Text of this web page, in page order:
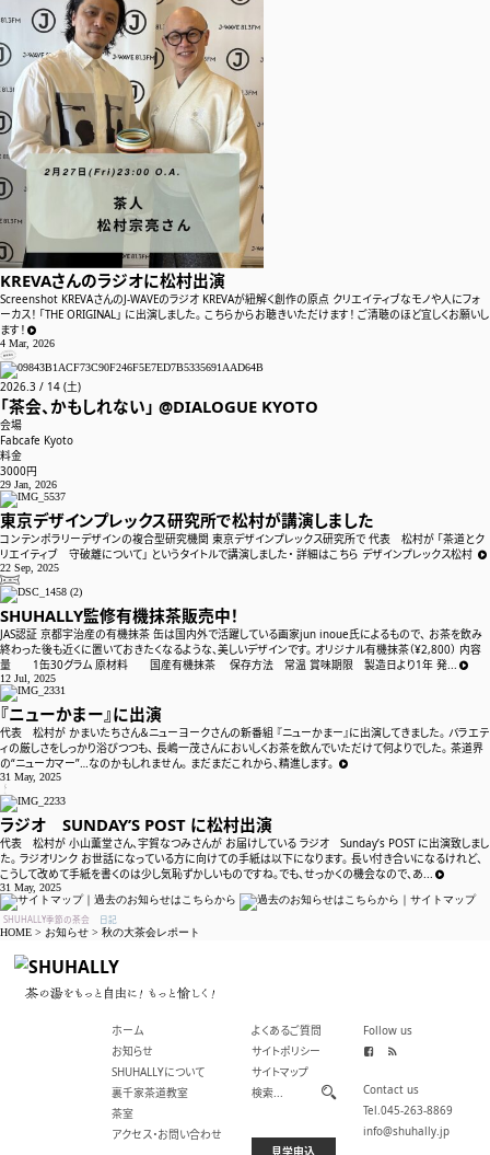
KREVAさんのラジオに松村出演
Screenshot KREVAさんのJ-WAVEのラジオ KREVAが紐解く創作の原点 クリエイティブなモノや人にフォ
ーカス！ 「THE ORIGINAL」 に出演しました。 こちらからお聴きいただけます！ ご清聴のほど宜しくお願いし
ます！
4 Mar, 2026

2026.3 / 14 (土)
「茶会、かもしれない」 @DIALOGUE KYOTO
会場
Fabcafe Kyoto
料金
3000円
29 Jan, 2026
東京デザインプレックス研究所で松村が講演しました
コンテンポラリーデザインの複合型研究機関 東京デザインプレックス研究所で 代表 松村が 「茶道とク
リエイティブ 守破離について」 というタイトルで講演しました・ 詳細はこちら デザインプレックス松村
22 Sep, 2025

SHUHALLY監修有機抹茶販売中！
JAS認証 京都宇治産の有機抹茶 缶は国内外で活躍している画家jun inoue氏によるもので、 お茶を飲み
終わった後も近くに置いておきたくなるような、美しいデザインです。 オリジナル有機抹茶（¥2,800） 内容
量 1缶30グラム 原材料 国産有機抹茶 保存方法 常温 賞味期限 製造日より1年 発...
12 Jul, 2025
『ニューかまー』に出演
代表 松村が かまいたちさん＆ニューヨークさんの新番組 『ニューかまー』に出演してきました。 バラエテ
ィの厳しさをしっかり浴びつつも、 長嶋一茂さんにおいしくお茶を飲んでいただけて何よりでした。 茶道界
の“ニューカマー”…なのかもしれません。 まだまだこれから、精進します。
31 May, 2025

ラジオ SUNDAY’S POST に松村出演
代表 松村が 小山薫堂さん、宇賀なつみさんが お届けしている ラジオ Sunday’s POST に出演致しまし
た。 ラジオリンク お世話になっている方に向けての手紙は以下になります。 長い付き合いになるけれど、
こうして改めて手紙を書くのは少し気恥ずかしいものですね。でも、せっかくの機会なので、あ...
31 May, 2025
SHUHALLY季節の茶会 日記
HOME > お知らせ > 秋の大茶会レポート
ホーム
お知らせ
SHUHALLYについて
裏千家茶道教室
茶室
アクセス・お問い合わせ
よくあるご質問
サイトポリシー
サイトマップ
入会はこちら
代表松村が 中国最大級の茶のフォーラムにて 講演と茶会を開催して
きました。 中国国営放送ニュース
プロデュース メディア
TOYOTA 特設サイトにて松村出演
京都真葛焼 宮川香斎家「跡見花月茶会」
2018. 10 / 27 (土) 〜 2018. 10 / 28 (日)
会場 真葛宮川香齋宅「尚古軒」
体験お茶会
ねぶた礼賛茶会
と共鳴するような茶道具を中心に使い 一服差し上げました。 多くのお
おります。 是非足をお運び下...
SHUHALLY好み
ホーム
お知らせ
SHUHALLYについて
裏千家茶道教室
茶室
アクセス・お問い合わせ
よくあるご質問
サイトポリシー
サイトマップ
見学申込
Follow us
Contact us
045-263-8869
info@shuhally.jp